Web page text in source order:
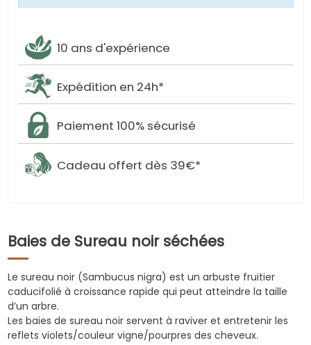
10 ans d'expérience
Expédition en 24h*
Paiement 100% sécurisé
Cadeau offert dès 39€*
Baies de Sureau noir séchées
Le sureau noir (Sambucus nigra) est un arbuste fruitier
caducifolié à croissance rapide qui peut atteindre la taille
d’un arbre.
Les baies de sureau noir servent à raviver et entretenir les
reflets violets/couleur vigne/pourpres des cheveux.